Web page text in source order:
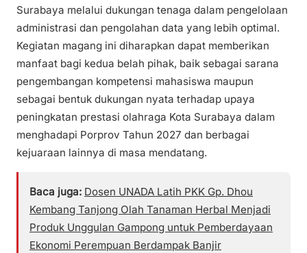
Surabaya melalui dukungan tenaga dalam pengelolaan
administrasi dan pengolahan data yang lebih optimal.
Kegiatan magang ini diharapkan dapat memberikan
manfaat bagi kedua belah pihak, baik sebagai sarana
pengembangan kompetensi mahasiswa maupun
sebagai bentuk dukungan nyata terhadap upaya
peningkatan prestasi olahraga Kota Surabaya dalam
menghadapi Porprov Tahun 2027 dan berbagai
kejuaraan lainnya di masa mendatang.
Baca juga: Dosen UNADA Latih PKK Gp. Dhou
Kembang Tanjong Olah Tanaman Herbal Menjadi
Produk Unggulan Gampong untuk Pemberdayaan
Ekonomi Perempuan Berdampak Banjir